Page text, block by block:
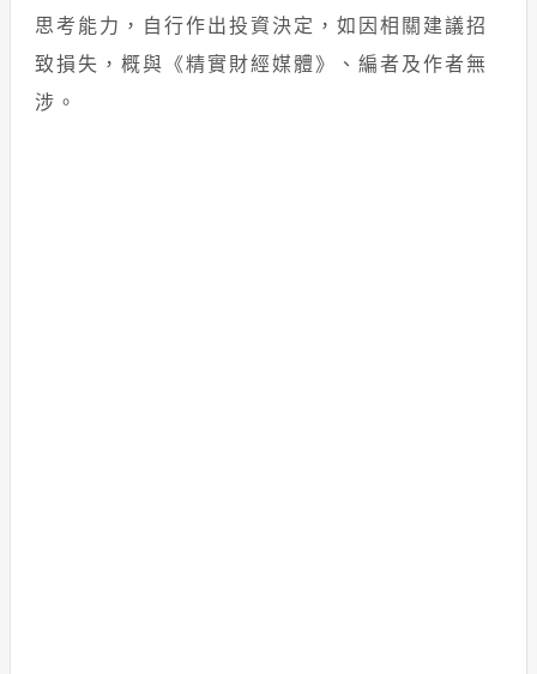
思考能力，自行作出投資決定，如因相關建議招
致損失，概與《精實財經媒體》、編者及作者無
涉。